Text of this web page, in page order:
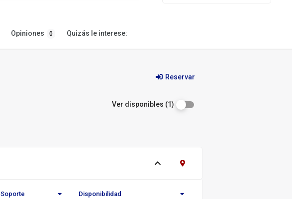
Opiniones 0 Quizás le interese:
Reservar
Ver disponibles (1)
Ver ejemplaresContacto Biblioteca Regional
Soporte
Disponibilidad